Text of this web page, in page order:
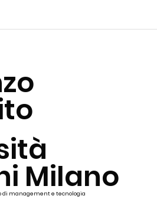
Milano
di management e tecnologia